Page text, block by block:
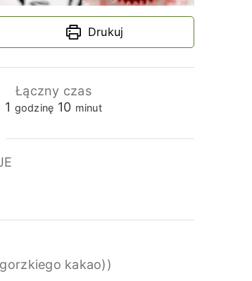
Drukuj
Łączny czas
1 godzina
godzinę 10minuty
minut
kakao))